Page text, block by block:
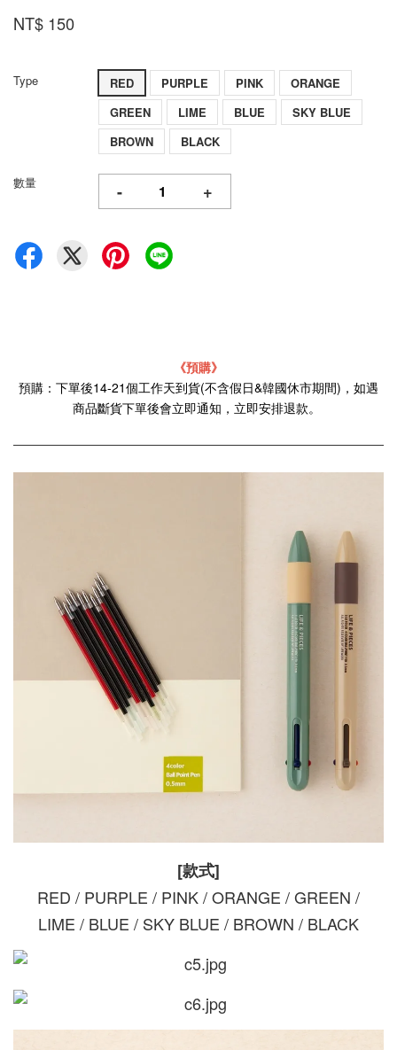
NT$ 150
Type RED PURPLE PINK
ORANGE
GREEN
LIME BLUE
SKY BLUE
BROWN
BLACK
數量 - +
《預購》
預購：下單後14-21個工作天到貨(不含假日&韓國休市期間)，如遇
商品斷貨下單後會立即通知，立即安排退款。
[款式]
RED / PURPLE / PINK / ORANGE / GREEN /
LIME / BLUE / SKY BLUE / BROWN / BLACK